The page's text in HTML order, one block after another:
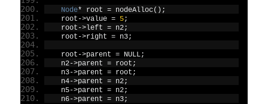
Node* root = nodeAlloc();
    root
->value = 5;
    root
->left = n2;
    root
->right = n3;
    root
->parent = NULL;
    n2
->parent = root ;
    n3
->parent = root ;
    n4
->parent = n2;
    n5
->parent = n2;
    n6
->parent = n3;